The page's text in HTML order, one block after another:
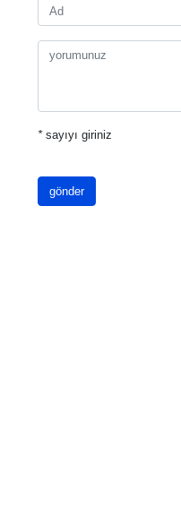
*sayıyı giriniz
gönder